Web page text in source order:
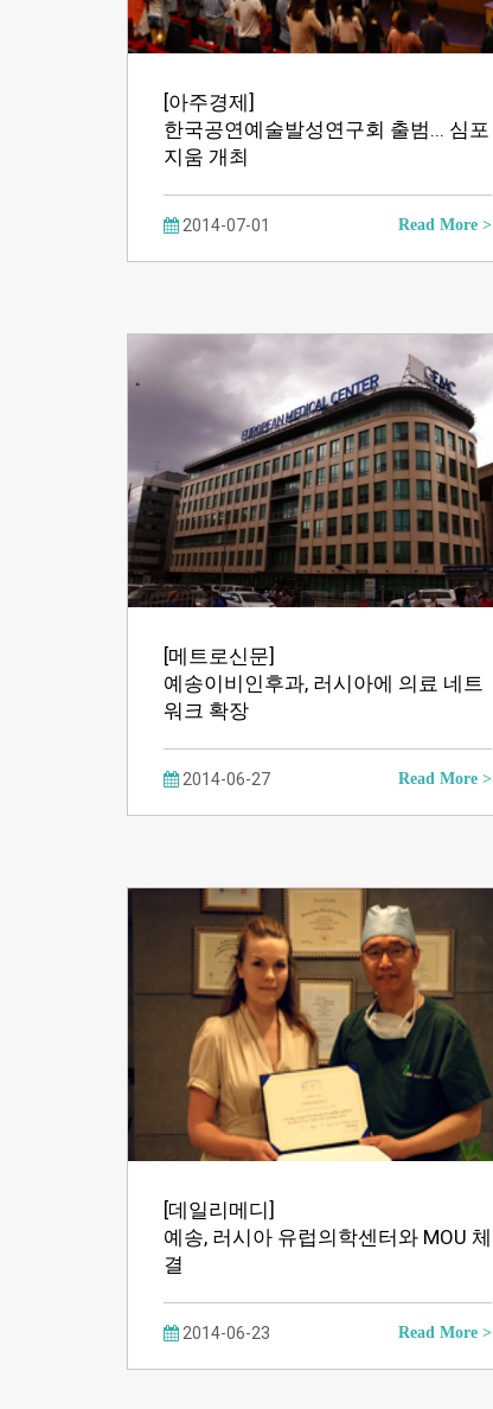
[아주경제]
한국공연예술발성연구회 출범... 심포
지움 개최
2014-07-01 Read More >
[메트로신문]
예송이비인후과, 러시아에 의료 네트
워크 확장
2014-06-27 Read More >
[데일리메디]
예송, 러시아 유럽의학센터와 MOU 체
결
2014-06-23 Read More >